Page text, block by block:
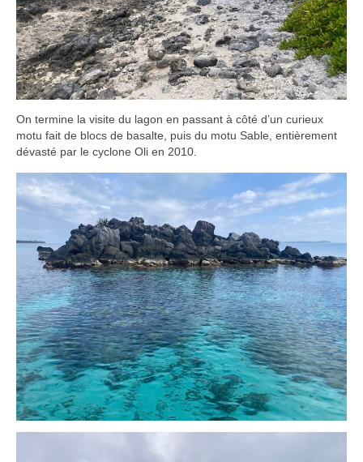
On termine la visite du lagon en passant à côté d’un curieux
motu fait de blocs de basalte, puis du motu Sable, entièrement
dévasté par le cyclone Oli en 2010.